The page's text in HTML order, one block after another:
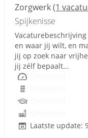
Zorgwerk(1
Spijkenisse
en waar jij wilt, en
jij op zoek naar
jij zélf bepaalt...
Laatste update: